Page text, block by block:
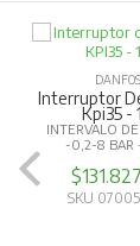
Fácil
Peso
-
+
Interruptor
Kpi35 -
INTERVALO DE
-0,2-8 BAR
$131.827
SKU